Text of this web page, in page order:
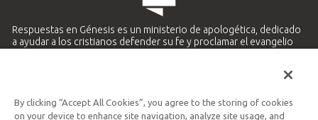
Respuestas en Génesis es un ministerio de apologética, dedicado
a ayudar a los cristianos defender su fe y proclamar el evangelio
Ministerio Hispano y Latinoamericano
By clicking “Accept All Cookies”, you agree to the storing of cookies
on your device to enhance site navigation, analyze site usage, and